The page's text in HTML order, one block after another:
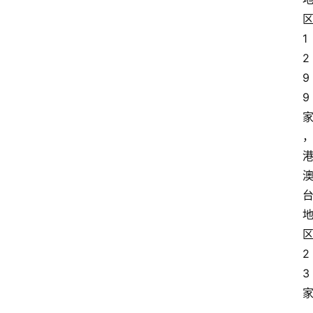
区
1
2
9
9
家
，
港
澳
台
地
区
2
3
家